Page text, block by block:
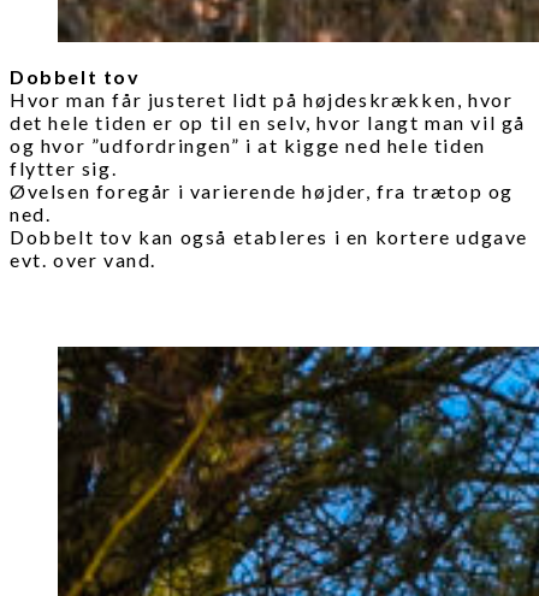
Dobbelt tov
Hvor man får justeret lidt på højdeskrækken, hvor
det hele tiden er op til en selv, hvor langt man vil gå
og hvor ”udfordringen” i at kigge ned hele tiden
flytter sig.
Øvelsen foregår i varierende højder, fra trætop og
ned.
Dobbelt tov kan også etableres i en kortere udgave
evt. over vand.